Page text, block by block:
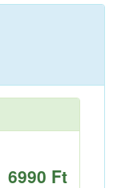
6990 Ft